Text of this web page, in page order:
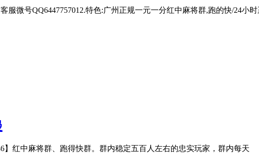
服微号QQ6447757012.特色:广州正规一元一分红中麻将群,跑的快/24小
】红中麻将群、跑得快群。群内稳定五百人左右的忠实玩家，群内每天